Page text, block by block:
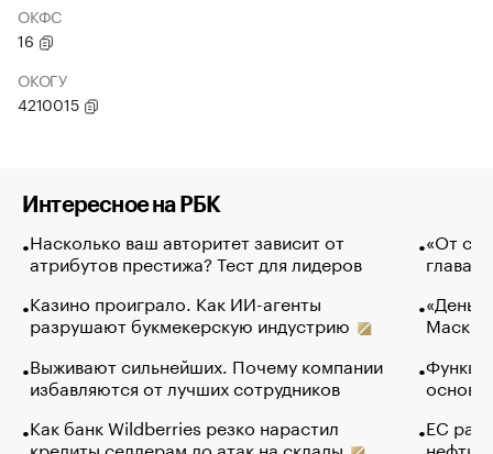
ОКФС
16
ОКОГУ
4210015
Интересное на РБК
Насколько ваш авторитет зависит от
атрибутов престижа? Тест для лидеров
Казино проиграло. Как ИИ-агенты
разрушают букмекерскую индустрию
Выживают сильнейших. Почему компании
избавляются от лучших сотрудников
Как банк Wildberries резко нарастил
кредиты селлерам до атак на склады
«От
глава
Маск в
основ
ЕС
нефти